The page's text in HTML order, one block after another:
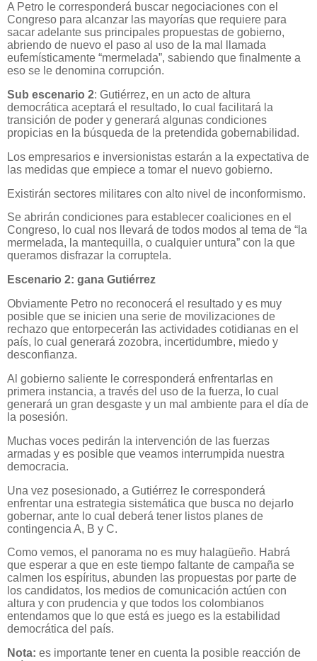
A Petro le corresponderá buscar negociaciones con el
Congreso para alcanzar las mayorías que requiere para
sacar adelante sus principales propuestas de gobierno,
abriendo de nuevo el paso al uso de la mal llamada
eufemísticamente “mermelada”, sabiendo que finalmente a
eso se le denomina corrupción.
Sub escenario 2: Gutiérrez, en un acto de altura
democrática aceptará el resultado, lo cual facilitará la
transición de poder y generará algunas condiciones
propicias en la búsqueda de la pretendida gobernabilidad.
Los empresarios e inversionistas estarán a la expectativa de
las medidas que empiece a tomar el nuevo gobierno.
Existirán sectores militares con alto nivel de inconformismo.
Se abrirán condiciones para establecer coaliciones en el
Congreso, lo cual nos llevará de todos modos al tema de “la
mermelada, la mantequilla, o cualquier untura” con la que
queramos disfrazar la corruptela.
Escenario 2: gana Gutiérrez
Obviamente Petro no reconocerá el resultado y es muy
posible que se inicien una serie de movilizaciones de
rechazo que entorpecerán las actividades cotidianas en el
país, lo cual generará zozobra, incertidumbre, miedo y
desconfianza.
Al gobierno saliente le corresponderá enfrentarlas en
primera instancia, a través del uso de la fuerza, lo cual
generará un gran desgaste y un mal ambiente para el día de
la posesión.
Muchas voces pedirán la intervención de las fuerzas
armadas y es posible que veamos interrumpida nuestra
democracia.
Una vez posesionado, a Gutiérrez le corresponderá
enfrentar una estrategia sistemática que busca no dejarlo
gobernar, ante lo cual deberá tener listos planes de
contingencia A, B y C.
Como vemos, el panorama no es muy halagüeño. Habrá
que esperar a que en este tiempo faltante de campaña se
calmen los espíritus, abunden las propuestas por parte de
los candidatos, los medios de comunicación actúen con
altura y con prudencia y que todos los colombianos
entendamos que lo que está es juego es la estabilidad
democrática del país.
Nota: es importante tener en cuenta la posible reacción de